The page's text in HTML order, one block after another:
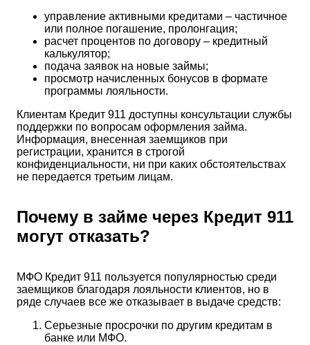
управление активными кредитами – частичное
или полное погашение, пролонгация;
расчет процентов по договору – кредитный
калькулятор;
подача заявок на новые займы;
просмотр начисленных бонусов в формате
программы лояльности.
Клиентам Кредит 911 доступны консультации службы
поддержки по вопросам оформления займа.
Информация, внесенная заемщиков при
регистрации, хранится в строгой
конфиденциальности, ни при каких обстоятельствах
не передается третьим лицам.
Почему в займе через Кредит 911
могут отказать?
МФО Кредит 911 пользуется популярностью среди
заемщиков благодаря лояльности клиентов, но в
ряде случаев все же отказывает в выдаче средств:
Серьезные просрочки по другим кредитам в
банке или МФО.